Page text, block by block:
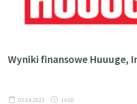
Wyniki finansowe Huuuge,
03.04.2023 14:00